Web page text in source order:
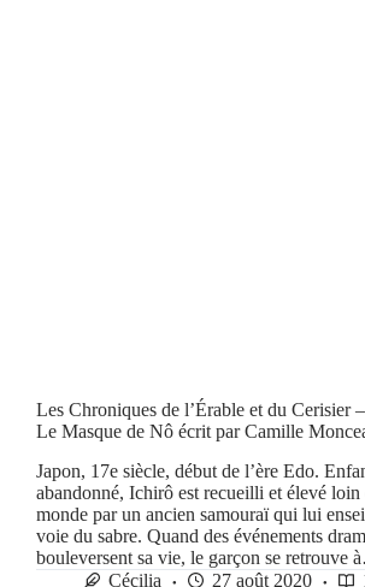
Les Chroniques de l’Érable et du Cerisier
Le Masque de Nô écrit par Camille
Japon, 17e siècle, début de l’ère Edo.
abandonné, Ichirô est recueilli et élevé loin
monde par un ancien samouraï qui lui
voie du sabre. Quand des événements
bouleversent sa vie, le garçon se retrouve
Cécilia
27 août 2020